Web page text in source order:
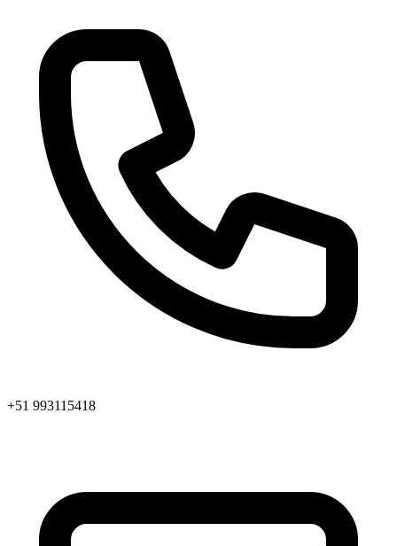
+51 993115418